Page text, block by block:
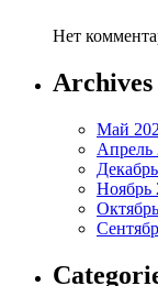
Нет
Archives
Май
Апрель
Ноябрь